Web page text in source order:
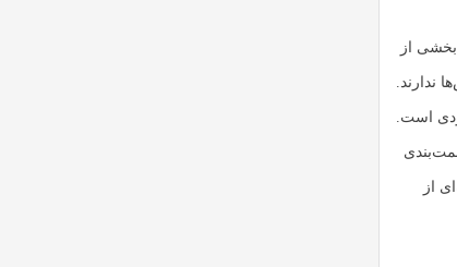
بخشی از
ندارند.
است.
از